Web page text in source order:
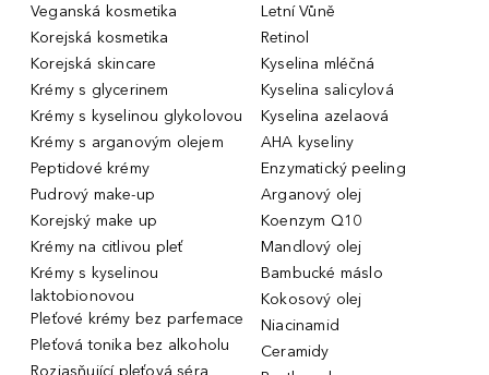
Veganská kosmetika
Korejská kosmetika
Korejská skincare
Krémy s glycerinem
Krémy s kyselinou glykolovou
Krémy s arganovým olejem
Peptidové krémy
Pudrový make-up
Korejský make up
Krémy na citlivou pleť
Krémy s kyselinou
laktobionovou
Pleťové krémy bez parfemace
Pleťová tonika bez alkoholu
Rozjasňující pleťová séra
Letní Vůně
Retinol
Kyselina mléčná
Kyselina salicylová
Kyselina azelaová
AHA kyseliny
Enzymatický peeling
Arganový olej
Koenzym Q10
Mandlový olej
Bambucké máslo
Kokosový olej
Niacinamid
Ceramidy